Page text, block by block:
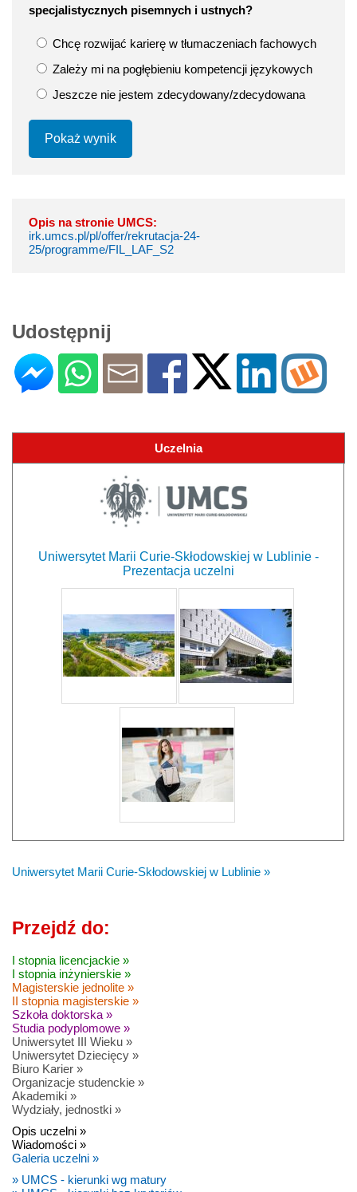
specjalistycznych pisemnych i ustnych?
Chcę rozwijać karierę w tłumaczeniach fachowych
Zależy mi na pogłębieniu kompetencji językowych
Jeszcze nie jestem zdecydowany/zdecydowana
Pokaż wynik
Opis na stronie UMCS:
irk.umcs.pl/pl/offer/rekrutacja-24-
25/programme/FIL_LAF_S2
Udostępnij
Uczelnia
Uniwersytet Marii Curie-Skłodowskiej w Lublinie -
Prezentacja uczelni
Uniwersytet Marii Curie-Skłodowskiej w Lublinie »
Przejdź do:
I stopnia licencjackie »
I stopnia inżynierskie »
Magisterskie jednolite »
II stopnia magisterskie »
Szkoła doktorska »
Studia podyplomowe »
Uniwersytet III Wieku »
Uniwersytet Dziecięcy »
Biuro Karier »
Organizacje studenckie »
Akademiki »
Wydziały, jednostki »
Opis uczelni »
Wiadomości »
Galeria uczelni »
» UMCS - kierunki wg matury